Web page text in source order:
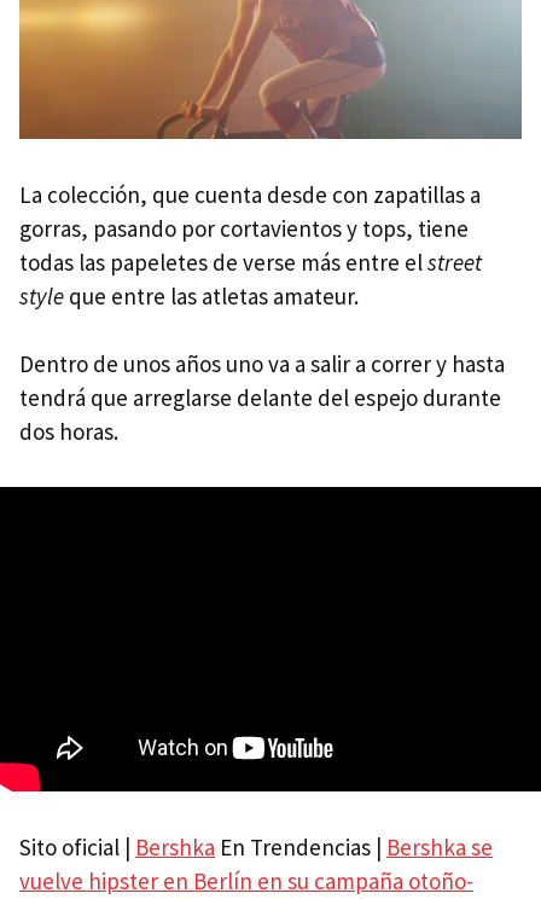
La colección, que cuenta desde con zapatillas a
gorras, pasando por cortavientos y tops, tiene
todas las papeletes de verse más entre elstreet
style que entre las atletas amateur.
Dentro de unos años uno va a salir a correr y hasta
tendrá que arreglarse delante del espejo durante
dos horas.
Sito oficial | Bershka En Trendencias | Bershka se
vuelve hipster en Berlín en su campaña otoño-